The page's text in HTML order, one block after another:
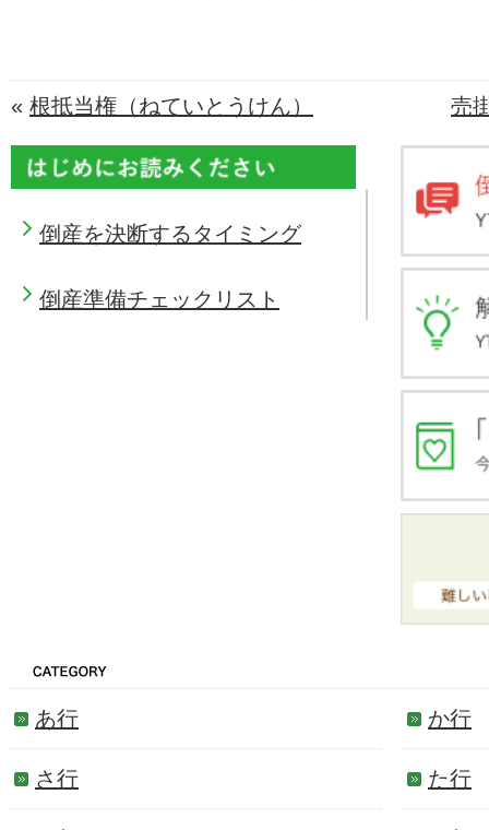
倒産を決断するタイミング
倒産準備チェックリスト
あ行 か行
さ行 た行
« 根抵当権（ねていとうけん） 売